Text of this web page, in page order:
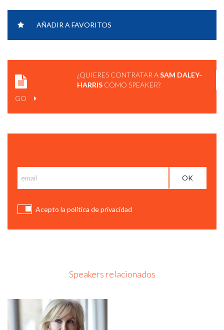
AÑADIR A FAVORITOS
¿QUIERES CONTRATAR ASAM DALEY-
HARRIS COMO SPEAKER?
GO
Acepto la política de privacidad
Speakers relacionados